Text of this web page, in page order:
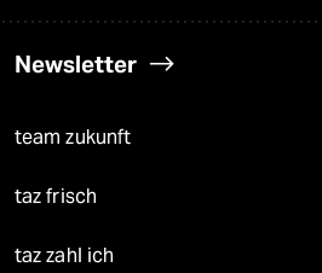
Newsletter
team zukunft
taz frisch
taz zahl ich